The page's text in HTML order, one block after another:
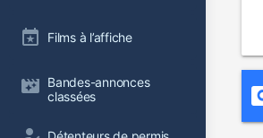
Films à l’affiche
Bandes-annonces
classées